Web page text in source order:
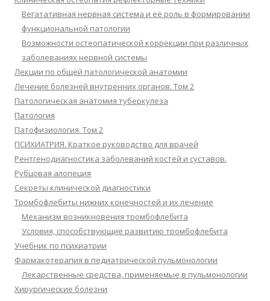
Вегатативная нервная система и её роль в формировании
функциональной патологии
Возможности остеопатической коррекции при различных
заболеваниях нервной системы
Лекции по общей патологической анатомии
Лечение болезней внутренних органов. Том 2
Патологическая анатомия туберкулеза
Патология
Патофизиология. Том 2
ПСИХИАТРИЯ. Краткое руководство для врачей
Рентгенодиагностика заболеваний костей и суставов.
Рубцовая алопеция
Секреты клинической диагностики
Тромбофлебиты нижних конечностей и их лечение
Механизм возникновения тромбофлебита
Условия, способствующие развитию тромбофлебита
Учебник по психиатрии
Фармакотерапия в педиатрической пульмонологии
Лекарственные средства, применяемые в пульмонологии
Хирургические болезни